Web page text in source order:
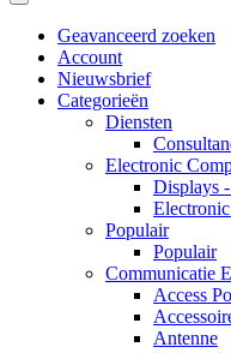
Geavanceerd zoeken
Account
Nieuwsbrief
Categorieën
Diensten
Electronic
Displays
Populair
Populair
Communicatie
Access
Antenne